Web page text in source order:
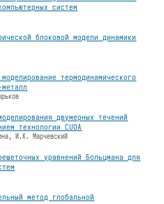
систем
блоковой модели динамики
термодинамического
двумерных течений
технологии CUDA
И.К. Марчевский
уравнений Больцмана для
метод глобальной